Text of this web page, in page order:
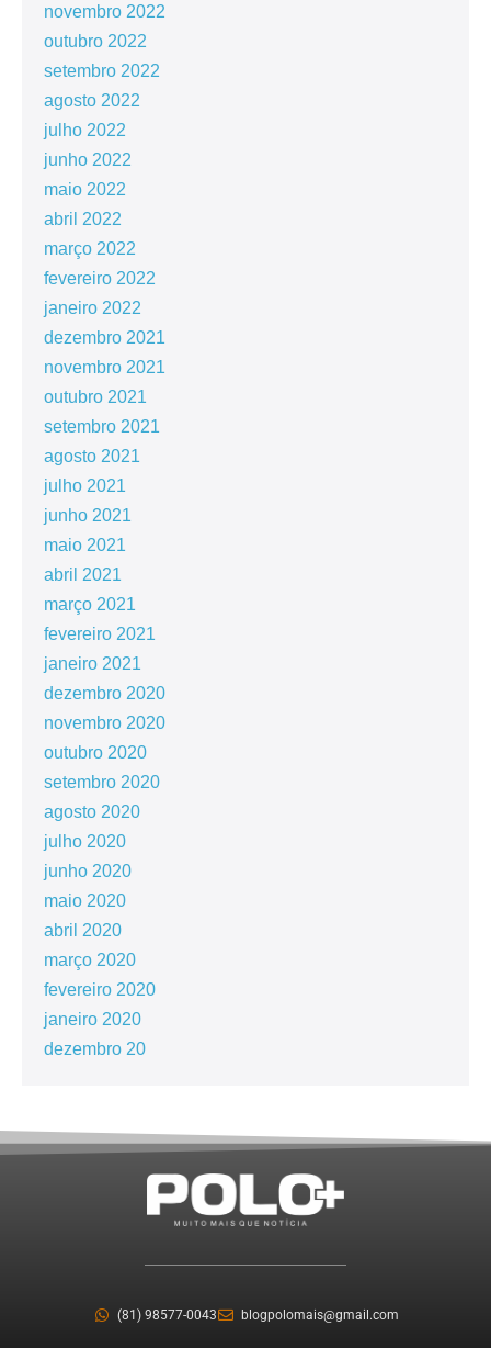
novembro 2022
outubro 2022
setembro 2022
agosto 2022
julho 2022
junho 2022
maio 2022
abril 2022
março 2022
fevereiro 2022
janeiro 2022
dezembro 2021
novembro 2021
outubro 2021
setembro 2021
agosto 2021
julho 2021
junho 2021
maio 2021
abril 2021
março 2021
fevereiro 2021
janeiro 2021
dezembro 2020
novembro 2020
outubro 2020
setembro 2020
agosto 2020
julho 2020
junho 2020
maio 2020
abril 2020
março 2020
fevereiro 2020
janeiro 2020
dezembro 20
(81) 98577-0043 blogpolomais@gmail.com